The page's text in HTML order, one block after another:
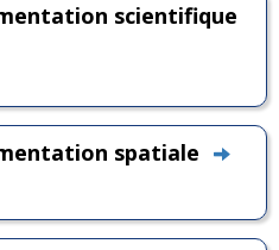
scientifique
spatiale